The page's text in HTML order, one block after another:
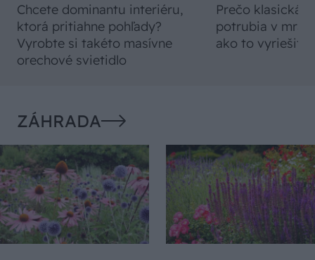
Chcete dominantu interiéru,
ktorá pritiahne pohľady?
Vyrobte si takéto masívne
orechové svietidlo
Prečo klasická
potrubia v
ako to vyriešiť
ZÁHRADA